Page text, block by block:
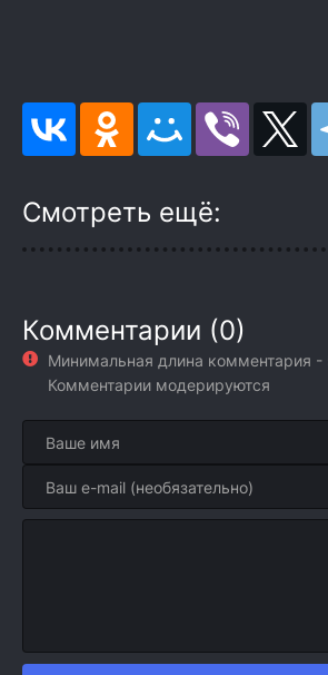
Смотреть ещё:
Комментарии (0)
Минимальная длина комментария -
Комментарии модерируются